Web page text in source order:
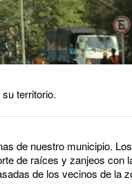
territorio.
de nuestro municipio.
de raíces y zanjeos con
de los vecinos de la